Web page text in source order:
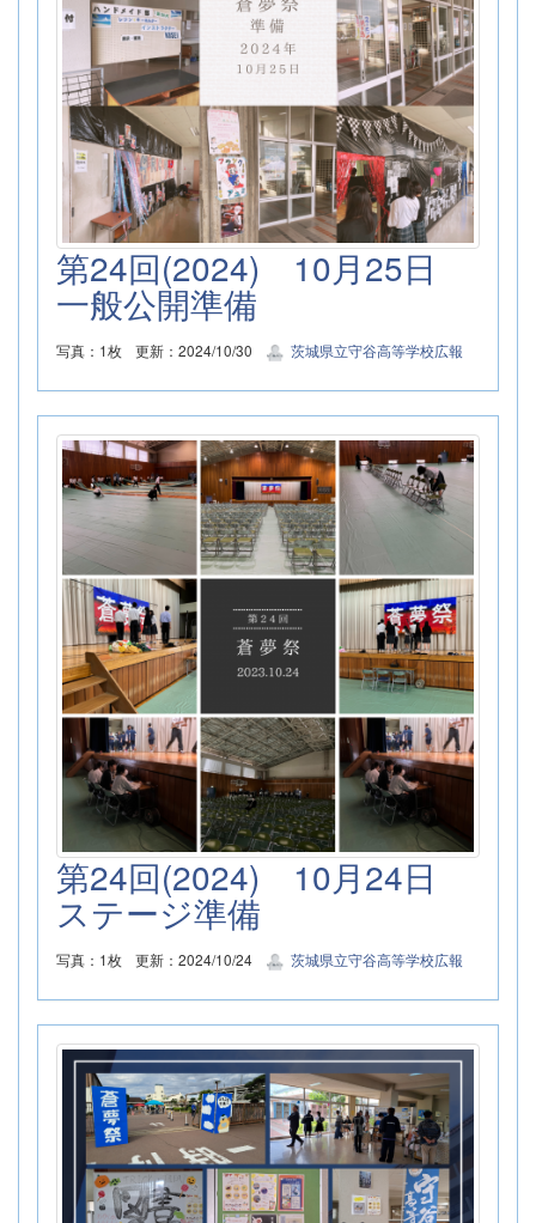
第24回(2024) 10月25日
一般公開準備
写真：1枚 更新：2024/10/30 茨城県立守谷高等学校広報
第24回(2024) 10月24日
ステージ準備
写真：1枚 更新：2024/10/24 茨城県立守谷高等学校広報